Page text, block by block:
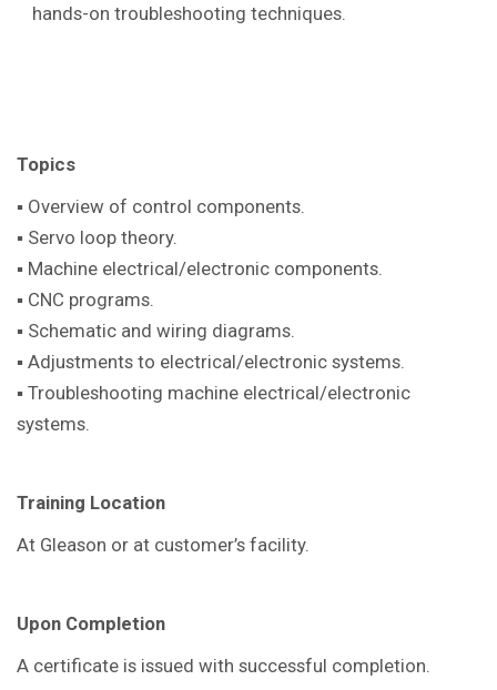
hands-on troubleshooting techniques.
Topics
▪ Overview of control components.
▪ Servo loop theory.
▪ Machine electrical/electronic components.
▪ CNC programs.
▪ Schematic and wiring diagrams.
▪ Adjustments to electrical/electronic systems.
▪ Troubleshooting machine electrical/electronic
systems.
Training Location
At Gleason or at customer’s facility.
Upon Completion
A certificate is issued with successful completion.